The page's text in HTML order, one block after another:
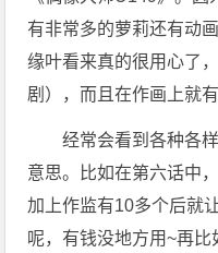
有非常多的萝莉还有动
缘叶看来真的很用心了
剧），而且在作画上就
经常会看到各种各
意思。比如在第六话中
加上作监有10多个后就
呢，有钱没地方用~再